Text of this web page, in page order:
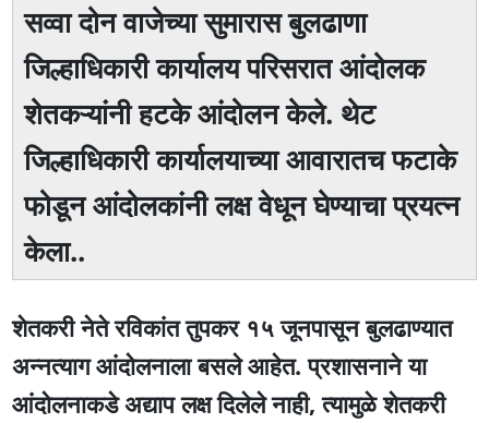
सव्वा दोन वाजेच्या सुमारास बुलढाणा
जिल्हाधिकारी कार्यालय परिसरात आंदोलक
शेतकऱ्यांनी हटके आंदोलन केले. थेट
जिल्हाधिकारी कार्यालयाच्या आवारातच फटाके
फोडून आंदोलकांनी लक्ष वेधून घेण्याचा प्रयत्न
केला..
शेतकरी नेते रविकांत तुपकर १५ जूनपासून बुलढाण्यात
अन्नत्याग आंदोलनाला बसले आहेत. प्रशासनाने या
आंदोलनाकडे अद्याप लक्ष दिलेले नाही, त्यामुळे शेतकरी